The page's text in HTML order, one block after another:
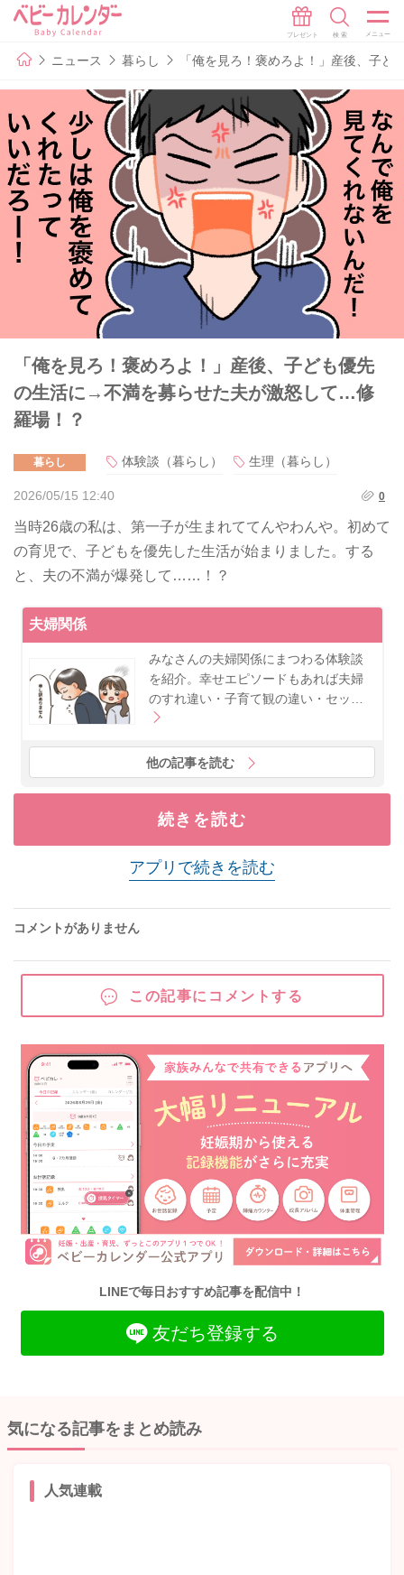
ニュース 暮らし 「俺を見ろ！褒めろよ！」産後、子
「俺を見ろ！褒めろよ！」産後、子ども優先
の生活に→不満を募らせた夫が激怒して…修
羅場！？
暮らし 体験談（暮らし） 生理（暮らし）
2026/05/15 12:40 0
当時26歳の私は、第一子が生まれててんやわんや。初めて
の育児で、子どもを優先した生活が始まりました。する
と、夫の不満が爆発して……！？
夫婦関係
みなさんの夫婦関係にまつわる体験談
を紹介。幸せエピソードもあれば夫婦
のすれ違い・子育て観の違い・セッ…
他の記事を読む
続きを読む
アプリで続きを読む
コメントがありません
この記事にコメントする
LINEで毎日おすすめ記事を配信中！
友だち登録する
気になる記事をまとめ読み
人気連載